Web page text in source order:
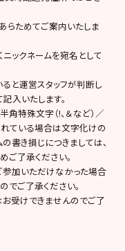
ためてご案内いたしま
ックネームを宛名として
と運営スタッフが判断し
入いたします。
特殊文字（!、＆など）／
ている場合は文字化けの
書き損じにつきましては、
ご了承ください。
加いただけなかった場合
でご了承ください。
受けできませんのでご了